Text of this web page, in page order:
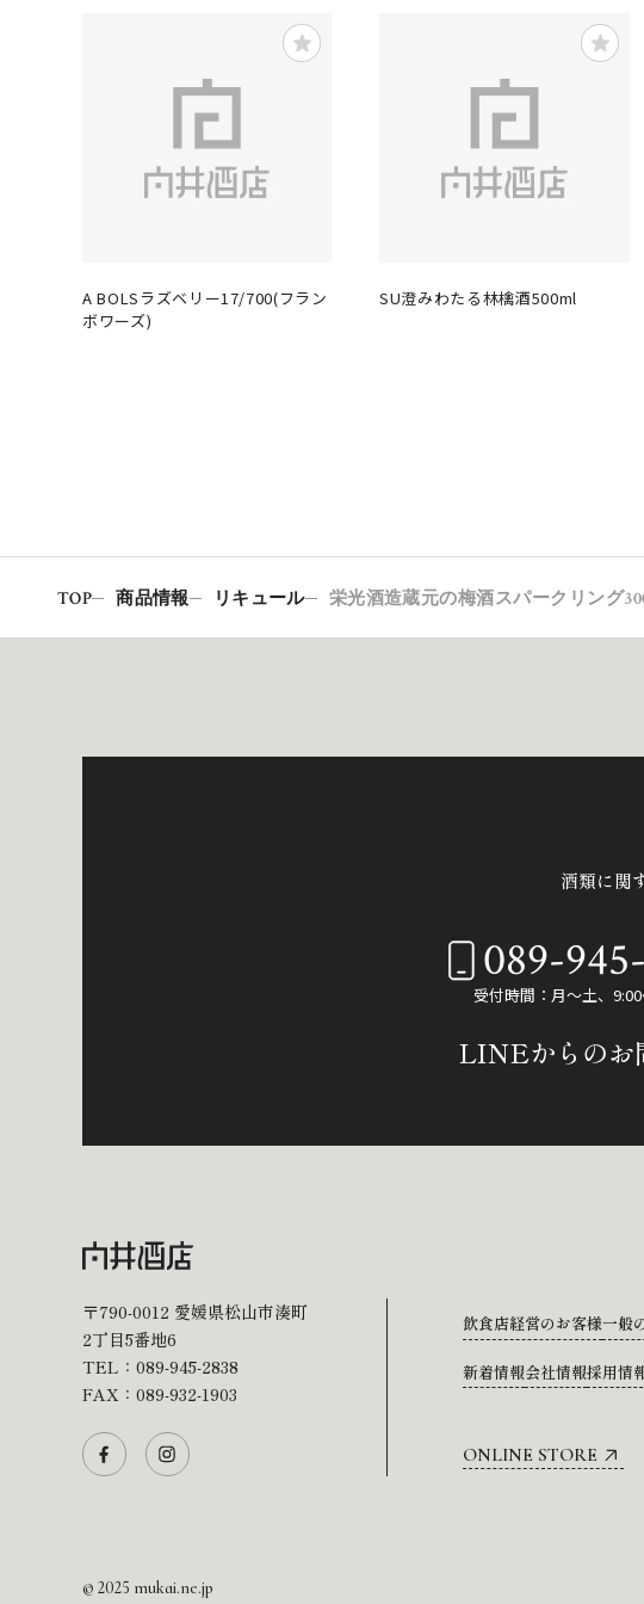
A BOLSラズベリー17/700(フラン
ボワーズ)
SU澄みわたる林檎酒500ml
TOP 商品情報 リキュール 栄光酒造蔵元の梅酒スパークリング
酒類に関
089-
受付時間：月～土、
LINEからのお
〒790-0012 愛媛県松山市湊町
2丁目5番地6
TEL： 089-945-2838
FAX：089-932-1903
飲食店経営のお客様一般
新着情報会社情報採用情
ONLINE STORE
© 2025 mukai.ne.jp